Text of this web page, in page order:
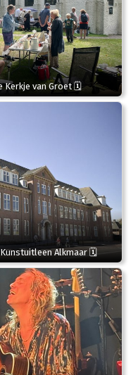
Kerkje van Groet 🗓
Alkmaar 🗓